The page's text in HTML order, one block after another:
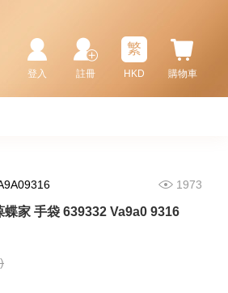
購物車
繁
HKD
註冊
登入
1973
家 手袋 639332 Va9a0 9316